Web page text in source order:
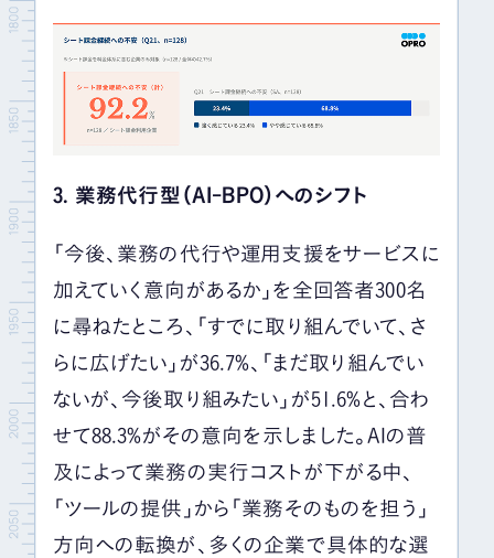
3. 業務代行型（AI-BPO）へのシフト
「今後、業務の代行や運用支援をサービスに
加えていく意向があるか」を全回答者300名
に尋ねたところ、「すでに取り組んでいて、さ
らに広げたい」が36.7%、「まだ取り組んでい
ないが、今後取り組みたい」が51.6%と、合わ
せて88.3%がその意向を示しました。AIの普
及によって業務の実行コストが下がる中、
「ツールの提供」から「業務そのものを担う」
方向への転換が、多くの企業で具体的な選